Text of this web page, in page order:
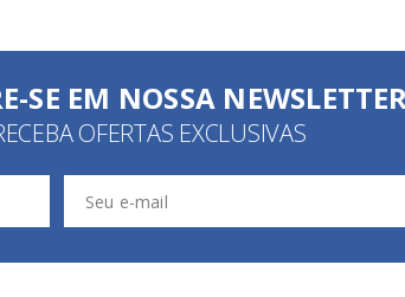
SE EM NOSSA
OFERTAS EXCLUSIVAS